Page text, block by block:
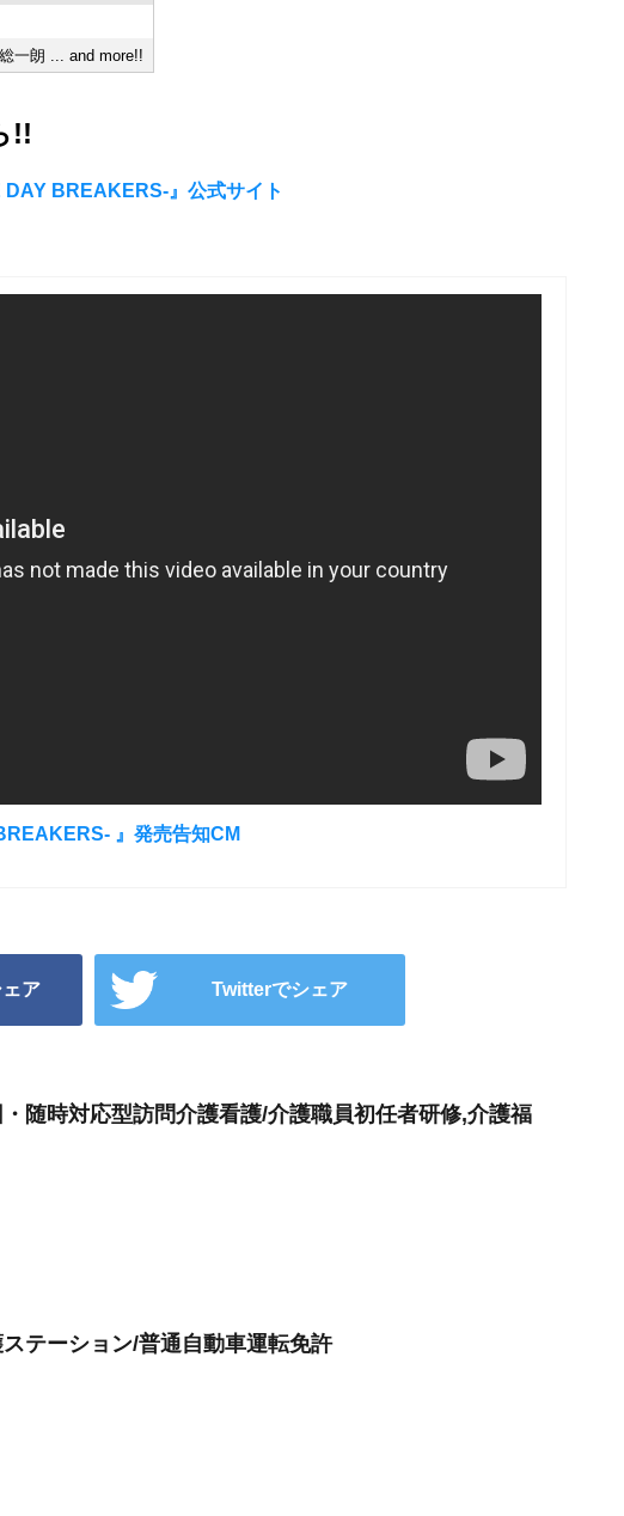
一朗 ... and more!!
!!
BREAKERS-』公式サイト
』発売告知CM
ア Twitterでシェア
随時対応型訪問介護看護/介護職員初任者研修,介護福
テーション/普通自動車運転免許